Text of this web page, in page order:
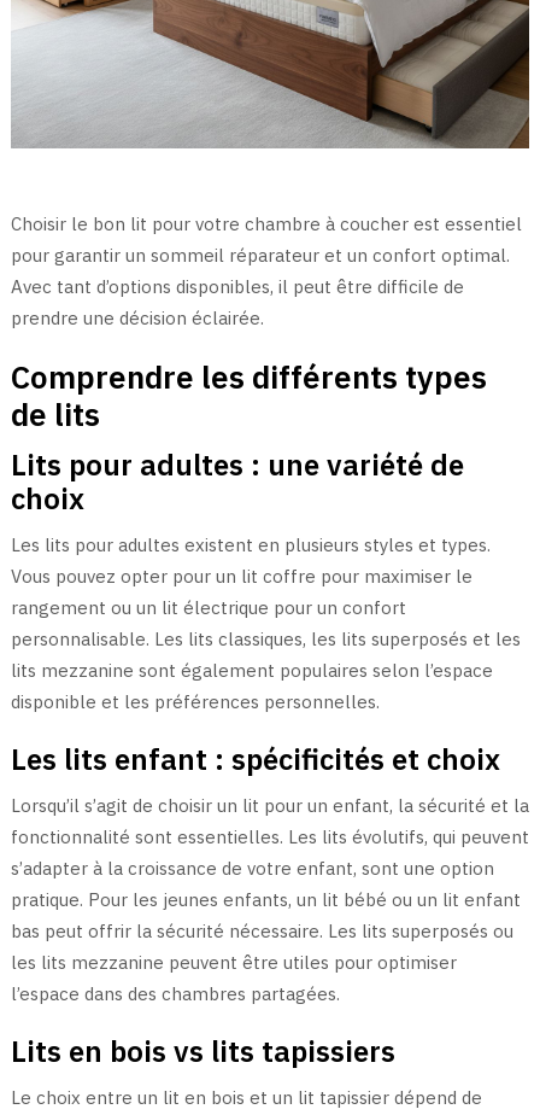
Choisir le bon lit pour votre chambre à coucher est essentiel
pour garantir un sommeil réparateur et un confort optimal.
Avec tant d’options disponibles, il peut être difficile de
prendre une décision éclairée.
Comprendre les différents types
de lits
Lits pour adultes : une variété de
choix
Les lits pour adultes existent en plusieurs styles et types.
Vous pouvez opter pour un lit coffre pour maximiser le
rangement ou un lit électrique pour un confort
personnalisable. Les lits classiques, les lits superposés et les
lits mezzanine sont également populaires selon l’espace
disponible et les préférences personnelles.
Les lits enfant : spécificités et choix
Lorsqu’il s’agit de choisir un lit pour un enfant, la sécurité et la
fonctionnalité sont essentielles. Les lits évolutifs, qui peuvent
s’adapter à la croissance de votre enfant, sont une option
pratique. Pour les jeunes enfants, un lit bébé ou un lit enfant
bas peut offrir la sécurité nécessaire. Les lits superposés ou
les lits mezzanine peuvent être utiles pour optimiser
l’espace dans des chambres partagées.
Lits en bois vs lits tapissiers
Le choix entre un lit en bois et un lit tapissier dépend de